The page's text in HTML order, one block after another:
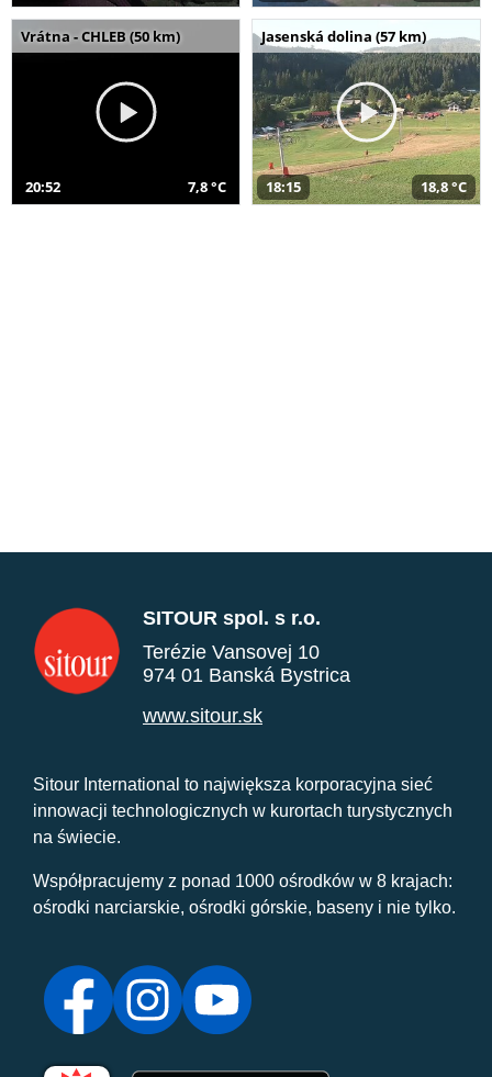
Vrátna - CHLEB (50 km)
20:52 7,8 °C
Jasenská dolina (57 km)
18:15 18,8 °C
SITOUR spol. s r.o.
Terézie Vansovej 10
974 01 Banská Bystrica
www.sitour.sk
Sitour International to największa korporacyjna sieć
innowacji technologicznych w kurortach turystycznych
na świecie.
Współpracujemy z ponad 1000 ośrodków w 8 krajach:
ośrodki narciarskie, ośrodki górskie, baseny i nie tylko.